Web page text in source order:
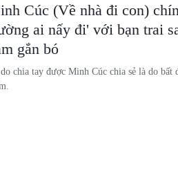
Cúc (Về nhà đi con)
ai nấy đi' với bạn trai
gắn bó
chia tay được Minh Cúc chia sẻ là do bất